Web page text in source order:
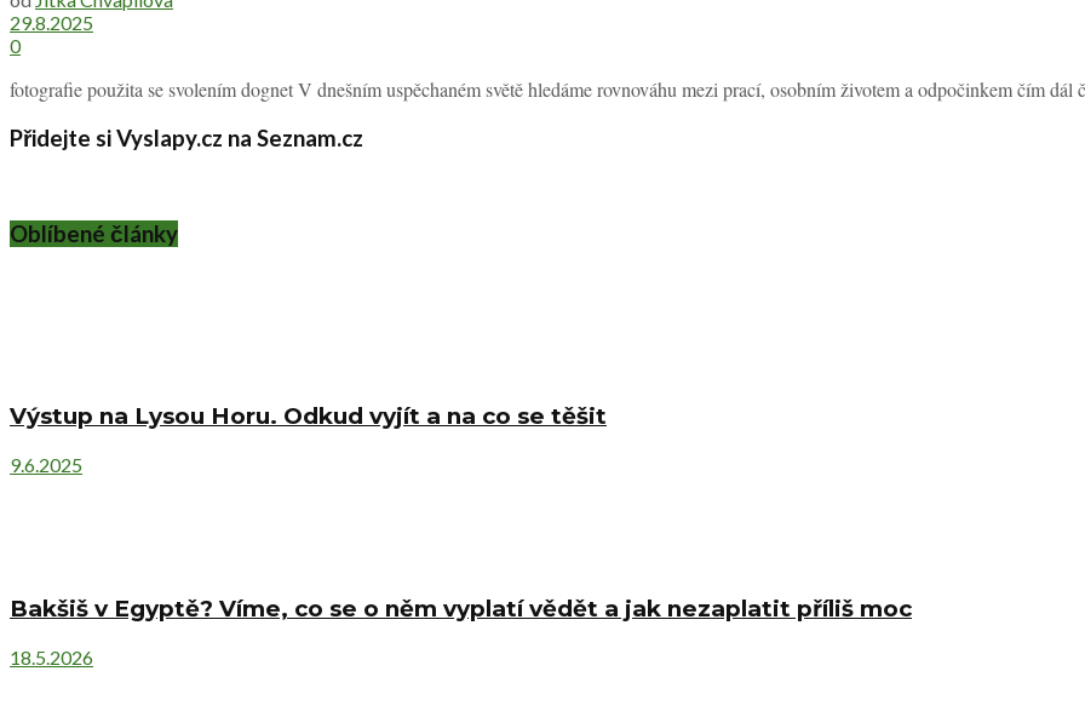
29.8.2025
0
fotografie použita se svolením dognet V dnešním uspěchaném světě hledáme rovnováhu mezi prací, osobním životem a odpočinkem čím dál
Přidejte si Vyslapy.cz na Seznam.cz
Oblíbené články
Výstup na Lysou Horu. Odkud vyjít a na co se těšit
9.6.2025
Bakšiš v Egyptě? Víme, co se o něm vyplatí vědět a jak nezaplatit příliš moc
18.5.2026